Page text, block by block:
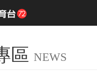
區 NEWS